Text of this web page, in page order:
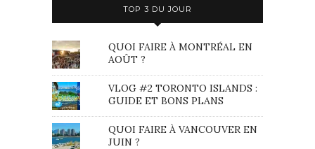
TOP 3 DU JOUR
QUOI FAIRE À MONTRÉAL EN
AOÛT ?
VLOG #2 TORONTO ISLANDS :
GUIDE ET BONS PLANS
QUOI FAIRE À VANCOUVER EN
JUIN ?